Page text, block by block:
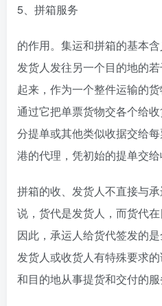
5、拼箱服务
的作用。集运和拼箱的基本
发货人发往另一个目的地的
起来，作为一个整件运输的
通过它把单票货物交各个给
分提单或其他类似收据交给
港的代理，凭初始的提单交给
拼箱的收、发货人不直接与
说，货代是发货人，而货代在
因此，承运人给货代签发的
发货人或收货人有特殊要求
和目的地从事提货和交付的服